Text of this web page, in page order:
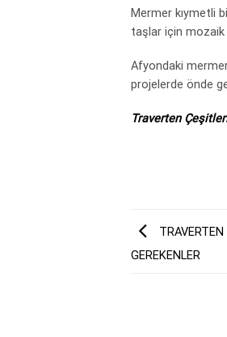
Mermer kıymetli
taşlar için mozaik
Afyondaki
projelerde önde
Traverten
GEREKENLER